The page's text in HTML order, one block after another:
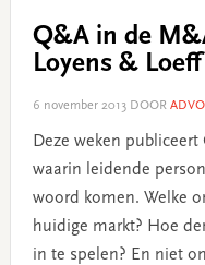
Q&A in de
Loyens & Loeff
6 november 2013DOOR
Deze weken
waarin leidende
woord komen. Welke
huidige markt? Hoe
in te spelen? En niet